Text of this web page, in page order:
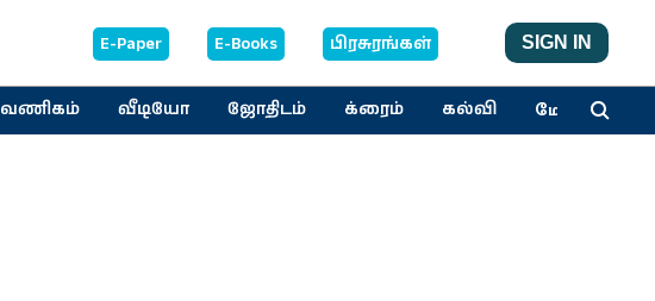
E-Paper E-Books பிரசுரங்கள் SIGN IN
வணிகம் வீடியோ ஜோதிடம் க்ரைம் கல்வி மேலும்